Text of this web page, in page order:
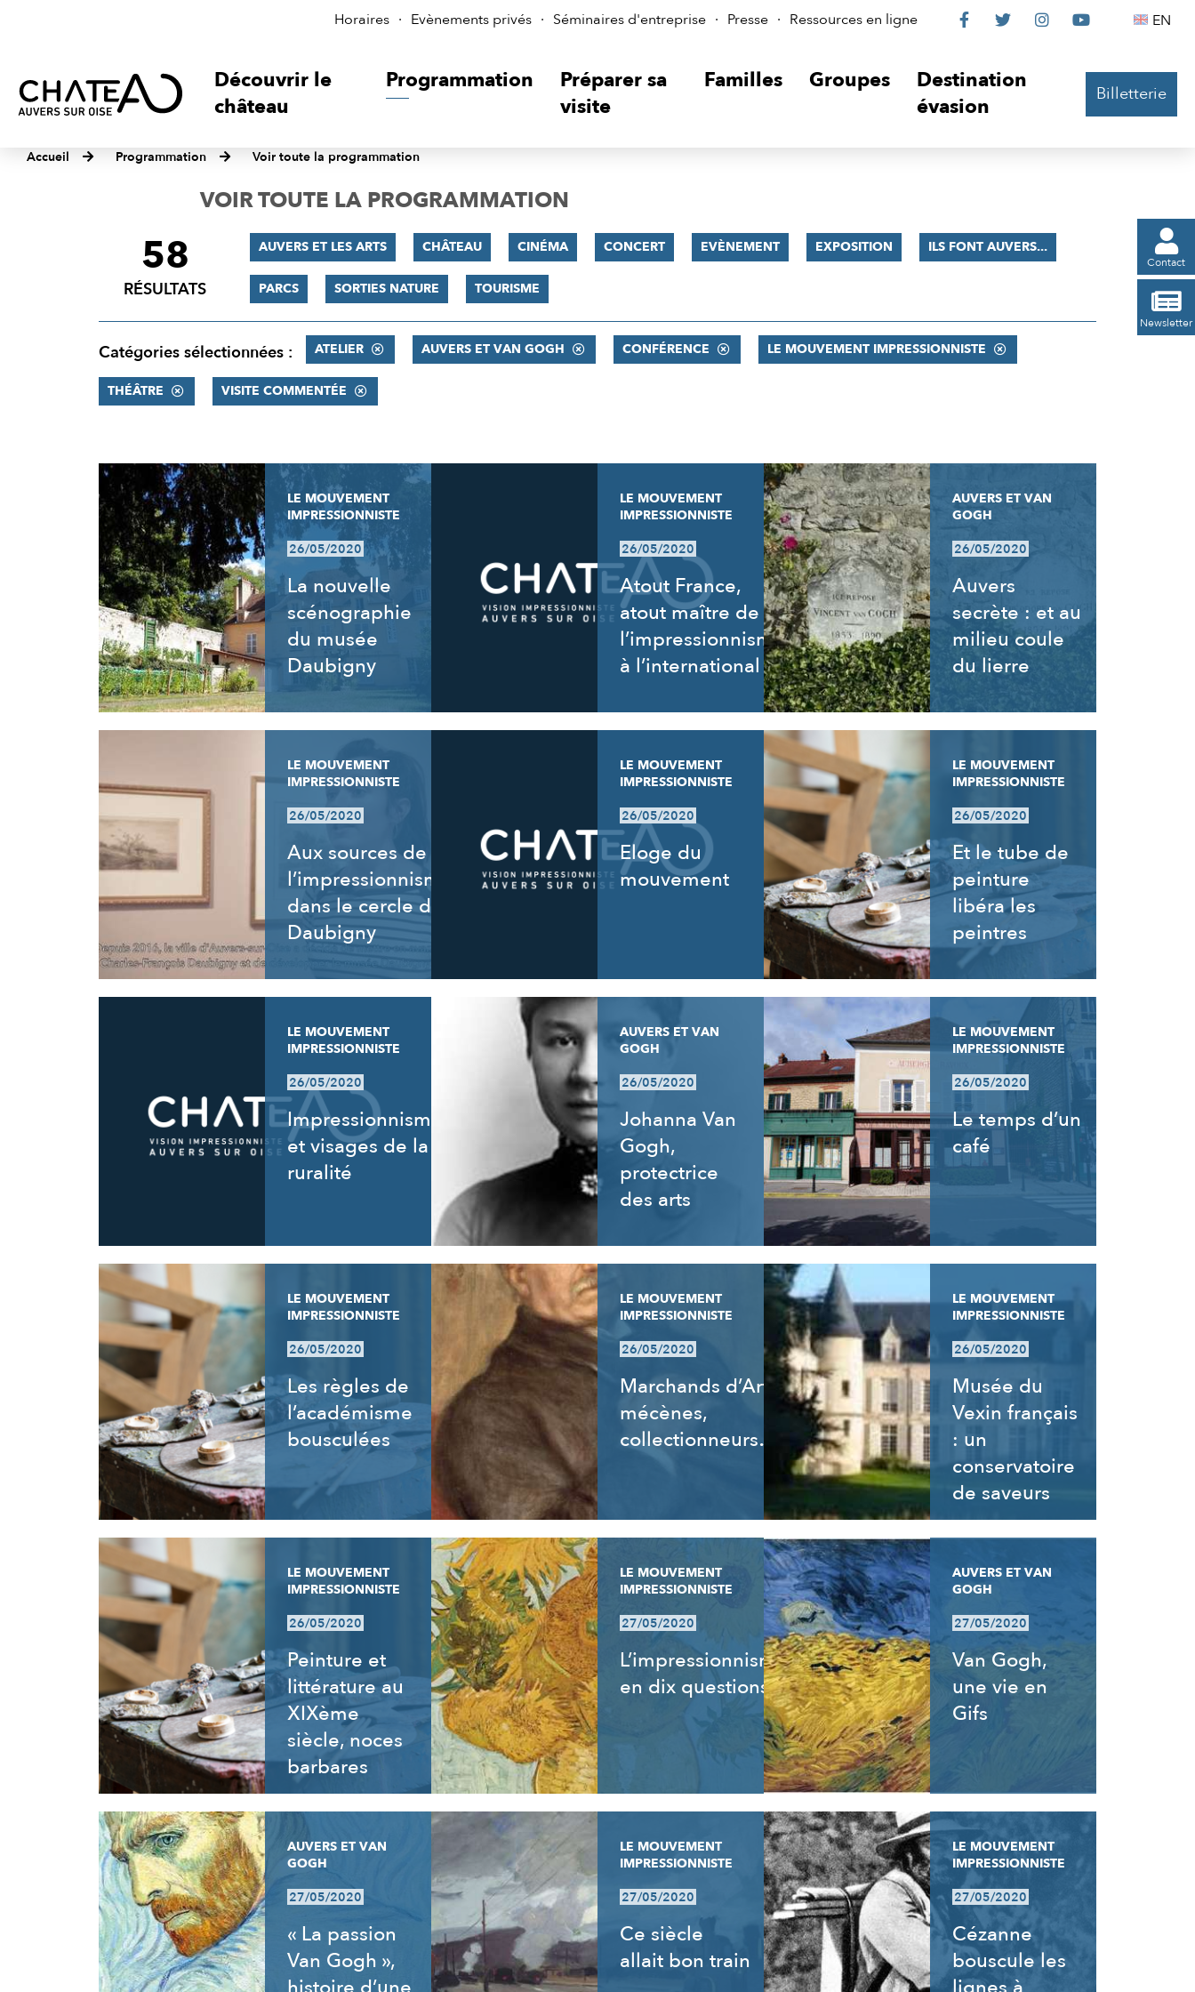
Horaires Evènements privés Séminaires d'entreprise Presse Ressources en ligne
Le
sur

Le

Le

Le
 EN
Découvrir le
château
Programmation
Préparer sa
visite
Familles Groupes
Destination
évasion
Billetterie
Accueil Programmation Voir toute la programmation

Contact

Newsletter
VOIR TOUTE LA PROGRAMMATION
FILTRER
RÉSULTATS
58
RÉSULTATS
AUVERS ET LES ARTS CHÂTEAU CINÉMA CONCERT EVÈNEMENT EXPOSITION ILS FONT AUVERS...
PARCS SORTIES NATURE TOURISME
Catégories sélectionnées : ATELIER AUVERS ET VAN GOGH CONFÉRENCE LE MOUVEMENT IMPRESSIONNISTE
THÉÂTRE VISITE COMMENTÉE
RÉSULTATS
LE MOUVEMENT
IMPRESSIONNISTE
26/05/2020
La nouvelle
scénographie
du musée
Daubigny
LE MOUVEMENT
IMPRESSIONNISTE
26/05/2020
Atout France,
atout maître de
l’impressionnisme
à l’international
AUVERS ET VAN
GOGH
26/05/2020
Auvers
secrète : et au
milieu coule
du lierre
LE MOUVEMENT
IMPRESSIONNISTE
26/05/2020
Aux sources de
l’impressionnisme,
dans le cercle de
Daubigny
LE MOUVEMENT
IMPRESSIONNISTE
26/05/2020
Eloge du
mouvement
LE MOUVEMENT
IMPRESSIONNISTE
26/05/2020
Et le tube de
peinture
libéra les
peintres
LE MOUVEMENT
IMPRESSIONNISTE
26/05/2020
Impressionnisme
et visages de la
ruralité
AUVERS ET VAN
GOGH
26/05/2020
Johanna Van
Gogh,
protectrice
des arts
LE MOUVEMENT
IMPRESSIONNISTE
26/05/2020
Le temps d’un
café
LE MOUVEMENT
IMPRESSIONNISTE
26/05/2020
Les règles de
l’académisme
bousculées
LE MOUVEMENT
IMPRESSIONNISTE
26/05/2020
Marchands d’Art,
mécènes,
collectionneurs…
LE MOUVEMENT
IMPRESSIONNISTE
26/05/2020
Musée du
Vexin français
: un
conservatoire
de saveurs
LE MOUVEMENT
IMPRESSIONNISTE
26/05/2020
Peinture et
littérature au
XIXème
siècle, noces
barbares
LE MOUVEMENT
IMPRESSIONNISTE
27/05/2020
L’impressionnisme
en dix questions
AUVERS ET VAN
GOGH
27/05/2020
Van Gogh,
une vie en
Gifs
AUVERS ET VAN
GOGH
27/05/2020
« La passion
Van Gogh »,
LE MOUVEMENT
IMPRESSIONNISTE
27/05/2020
Ce siècle
allait bon train
LE MOUVEMENT
IMPRESSIONNISTE
27/05/2020
Cézanne
bouscule les